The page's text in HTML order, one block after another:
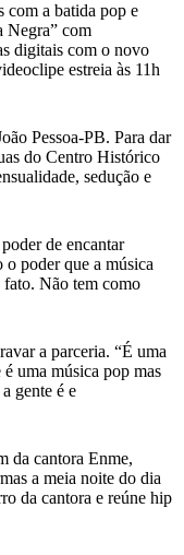
com a batida pop e
Negra” com
digitais com o novo
estreia às 11h
Pessoa-PB. Para dar
do Centro Histórico
sedução e
de encantar
o poder que a música
fato. Não tem como
a parceria. “É uma
uma música pop mas
gente é e
da cantora Enme,
a meia noite do dia
da cantora e reúne hip